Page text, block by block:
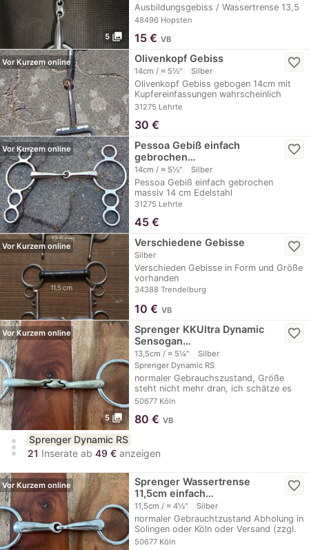
5 photo_library
Ausbildungsgebiss / Wassertrense 13,5
doppelt gebrochen von…
48496 Hopsten
15 € VB
Vor Kurzem online Olivenkopf Gebiss
14cm / ≈ 5½" Silber
Olivenkopf Gebiss gebogen 14cm mit
Kupfereinfassungen wahrscheinlich
Eisen
31275 Lehrte
favorite_border
30 €
Vor Kurzem online
Pessoa Gebiß einfach
gebrochen…
14cm / ≈ 5½" Silber
Pessoa Gebiß einfach gebrochen
massiv 14 cm Edelstahl
31275 Lehrte
favorite_border
45 €
Vor Kurzem online Verschiedene Gebisse
Silber
Verschieden Gebisse in Form und Größe
vorhanden
34388 Trendelburg
favorite_border
10 € VB
5 photo_library
Vor Kurzem online
Sprenger KKUltra Dynamic
Sensogan…
13,5cm / ≈ 5¼"
Silber
Sprenger Dynamic RS
normaler Gebrauchszustand, Größe
steht nicht mehr dran, ich schätze es
ist 13,5 groß…
50677 Köln
favorite_border
80 € VB
more_vert
Sprenger Dynamic RS
21 Inserate ab 49 € anzeigen
Vor Kurzem online
Sprenger Wassertrense
11,5cm einfach…
11,5cm / ≈ 4½" Silber
normaler Gebrauchtzustand Abholung in
Solingen oder Köln oder Versand (zzgl.
…
50677 Köln
favorite_border